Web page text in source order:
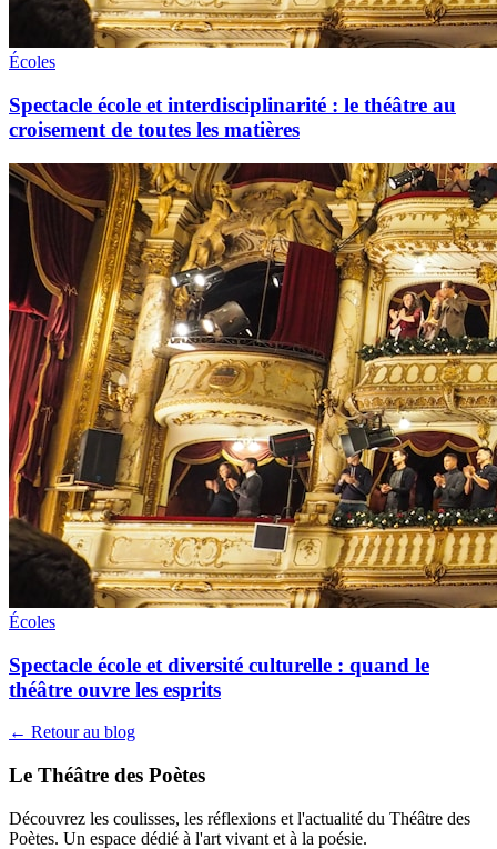
Écoles
Spectacle école et interdisciplinarité : le théâtre au
croisement de toutes les matières
Écoles
Spectacle école et diversité culturelle : quand le
théâtre ouvre les esprits
← Retour au blog
Le Théâtre des Poètes
Découvrez les coulisses, les réflexions et l'actualité du Théâtre des
Poètes. Un espace dédié à l'art vivant et à la poésie.